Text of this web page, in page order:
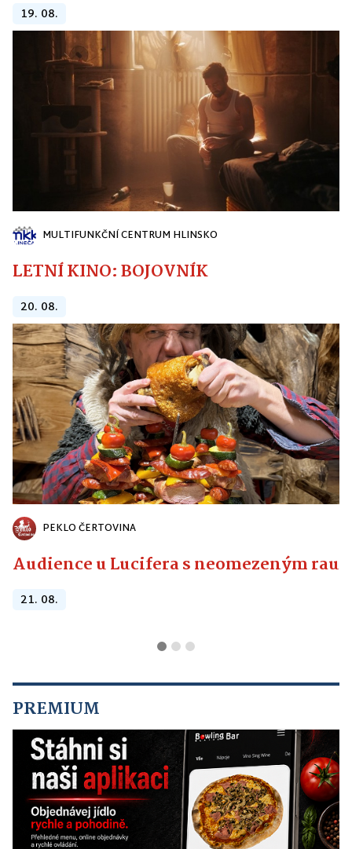
19. 08.
MULTIFUNKČNÍ CENTRUM HLINSKO
LETNÍ KINO: BOJOVNÍK
20. 08.
PEKLO ČERTOVINA
Audience u Lucifera s neomezeným
21. 08.
PREMIUM